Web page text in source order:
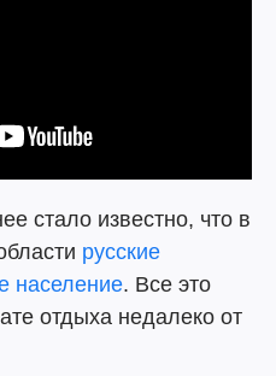
стало известно, что в
русские
население. Все это
отдыха недалеко от